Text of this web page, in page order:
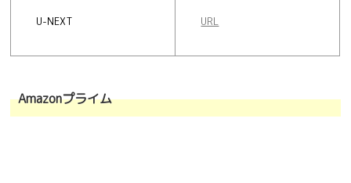
U-NEXT URL
Amazonプライム